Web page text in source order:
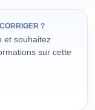
?
et souhaitez
sur cette